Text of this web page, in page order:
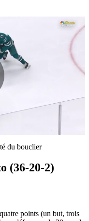
du bouclier
(36-20-2)
points (un but, trois